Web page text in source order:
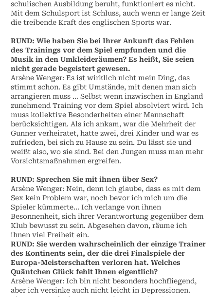
schulischen Ausbildung beruht, funktioniert es nicht.
Mit dem Schulsport ist Schluss, auch wenn er lange Zeit
die treibende Kraft des englischen Sports war.
RUND: Wie haben Sie bei Ihrer Ankunft das Fehlen
des Trainings vor dem Spiel empfunden und die
Musik in den Umkleideräumen? Es heißt, Sie seien
nicht gerade begeistert gewesen.
Arsène Wenger: Es ist wirklich nicht mein Ding, das
stimmt schon. Es gibt Umstände, mit denen man sich
arrangieren muss … Selbst wenn inzwischen in England
zunehmend Training vor dem Spiel absolviert wird. Ich
muss kollektive Besonderheiten einer Mannschaft
berücksichtigen. Als ich ankam, war die Mehrheit der
Gunner verheiratet, hatte zwei, drei Kinder und war es
zufrieden, bei sich zu Hause zu sein. Du lässt sie und
weißt also, wo sie sind. Bei den Jungen muss man mehr
Vorsichtsmaßnahmen ergreifen.
RUND: Sprechen Sie mit ihnen über Sex?
Arsène Wenger: Nein, denn ich glaube, dass es mit dem
Sex kein Problem war, noch bevor ich mich um die
Spieler kümmerte... Ich verlange von ihnen
Besonnenheit, sich ihrer Verantwortung gegenüber dem
Klub bewusst zu sein. Abgesehen davon, räume ich
ihnen viel Freiheit ein.
RUND: Sie werden wahrscheinlich der einzige Trainer
des Kontinents sein, der die drei Finalspiele der
Europa-Meisterschaften verloren hat. Welches
Quäntchen Glück fehlt Ihnen eigentlich?
Arsène Wenger: Ich bin nicht besonders hochfliegend,
aber ich versinke auch nicht leicht in Depressionen.